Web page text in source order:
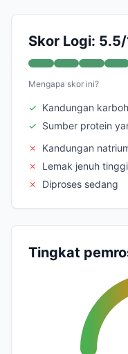
Skor Logi:
Mengapa skor ini?
✓ Kandungan
✓ Sumber protein
✗
Kandungan
✗
Lemak jenuh tinggi
✗
Diproses sedang
Tingkat